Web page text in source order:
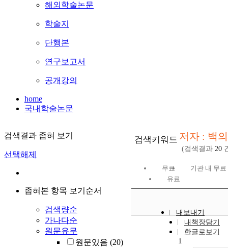
해외학술논문
학술지
단행본
연구보고서
공개강의
home
국내학술논문
검색결과 좁혀 보기
선택해제
좁혀본 항목 보기순서
검색량순
가나다순
원문유무
원문있음 (20)
검색키워드 저자 : 백
(검색결과 20
무료
기관 내 무료
유료
내보내기
내책장담기
한글로보기
1